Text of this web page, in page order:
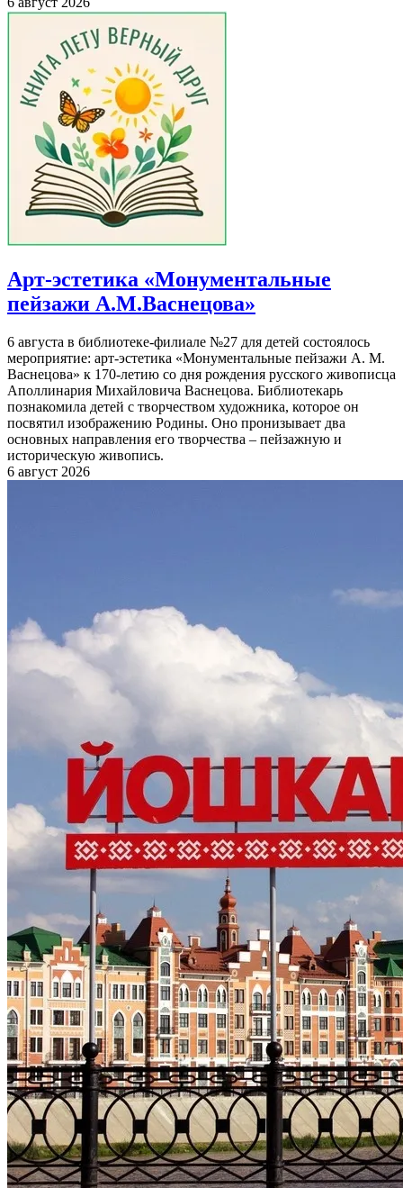
Арт-эстетика «Монументальные
пейзажи А.М.Васнецова»
6 августа в библиотеке-филиале №27 для детей состоялось
мероприятие: арт-эстетика «Монументальные пейзажи А. М.
Васнецова» к 170-летию со дня рождения русского живописца
Аполлинария Михайловича Васнецова. Библиотекарь
познакомила детей с творчеством художника, которое он
посвятил изображению Родины. Оно пронизывает два
основных направления его творчества – пейзажную и
историческую живопись.
6 август 2026